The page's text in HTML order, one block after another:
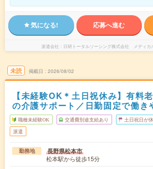
気になる! 応募へ進む
派遣会社 日研トータルソーシング株式会社 メディカ
未読 掲載日 2026/08/02
【未経験OK＊土日祝休み】有料
の介護サポート／日勤固定で働き
職種未経験OK 交通費別途支給あり 土日祝日が
派遣
勤務地 長野県松本市
松本駅から徒歩15分